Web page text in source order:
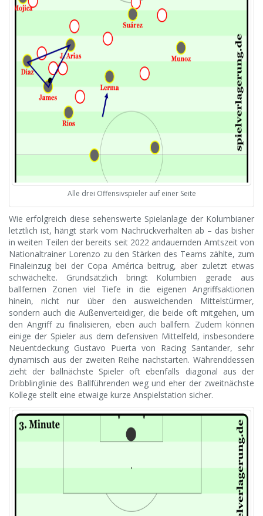
Alle drei Offensivspieler auf einer Seite
Wie erfolgreich diese sehenswerte Spielanlage der Kolumbianer
letztlich ist, hängt stark vom Nachrückverhalten ab – das bisher
in weiten Teilen der bereits seit 2022 andauernden Amtszeit von
Nationaltrainer Lorenzo zu den Stärken des Teams zählte, zum
Finaleinzug bei der Copa América beitrug, aber zuletzt etwas
schwächelte. Grundsätzlich bringt Kolumbien gerade aus
ballfernen Zonen viel Tiefe in die eigenen Angriffsaktionen
hinein, nicht nur über den ausweichenden Mittelstürmer,
sondern auch die Außenverteidiger, die beide oft mitgehen, um
den Angriff zu finalisieren, eben auch ballfern. Zudem können
einige der Spieler aus dem defensiven Mittelfeld, insbesondere
Neuentdeckung Gustavo Puerta von Racing Santander, sehr
dynamisch aus der zweiten Reihe nachstarten. Währenddessen
zieht der ballnächste Spieler oft ebenfalls diagonal aus der
Dribblinglinie des Ballführenden weg und eher der zweitnächste
Kollege stellt eine etwaige kurze Anspielstation sicher.